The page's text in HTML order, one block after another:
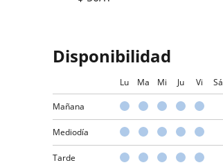
Disponibilidad
Lu Ma Mi Ju Vi Sá
Mañana
Mediodía
Tarde